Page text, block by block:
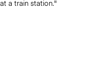
a train station."